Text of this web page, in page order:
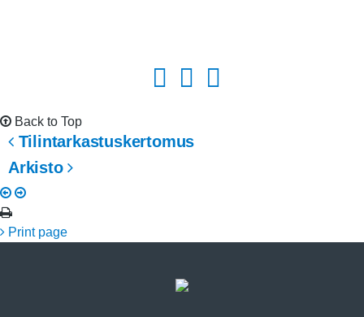
Back to Top
Tilintarkastuskertomus
Arkisto
Print page